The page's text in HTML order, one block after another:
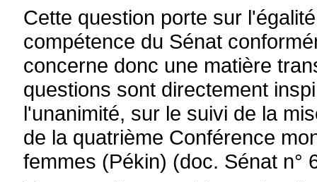
Cette question porte sur
compétence du Sénat
concerne donc une matière
questions sont directement
l'unanimité, sur le suivi de la
de la quatrième Conférence
femmes (Pékin) (doc. Sénat n°